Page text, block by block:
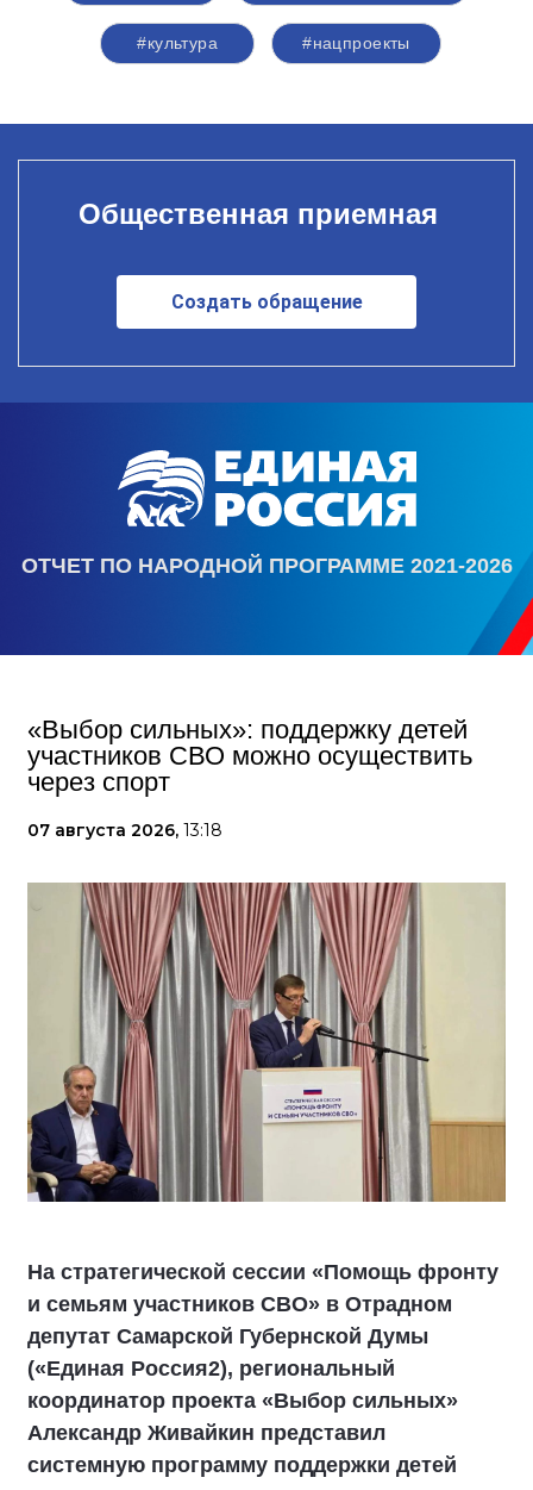
#культура #нацпроекты
Общественная приемная
Создать обращение
ОТЧЕТ ПО НАРОДНОЙ ПРОГРАММЕ 2021-2026
«Выбор сильных»: поддержку детей
участников СВО можно осуществить
через спорт
07 августа 2026, 13:18
На стратегической сессии «Помощь фронту
и семьям участников СВО» в Отрадном
депутат Самарской Губернской Думы
(«Единая Россия2), региональный
координатор проекта «Выбор сильных»
Александр Живайкин представил
системную программу поддержки детей